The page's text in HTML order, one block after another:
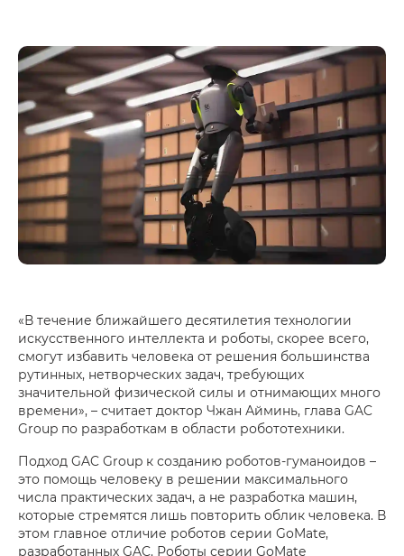
«В течение ближайшего десятилетия технологии
искусственного интеллекта и роботы, скорее всего,
смогут избавить человека от решения большинства
рутинных, нетворческих задач, требующих
значительной физической силы и отнимающих много
времени», – считает доктор Чжан Айминь, глава GAC
Group по разработкам в области робототехники.
Подход GAC Group к созданию роботов-гуманоидов –
это помощь человеку в решении максимального
числа практических задач, а не разработка машин,
которые стремятся лишь повторить облик человека. В
этом главное отличие роботов серии GoMate,
разработанных GAC. Роботы серии GoMate